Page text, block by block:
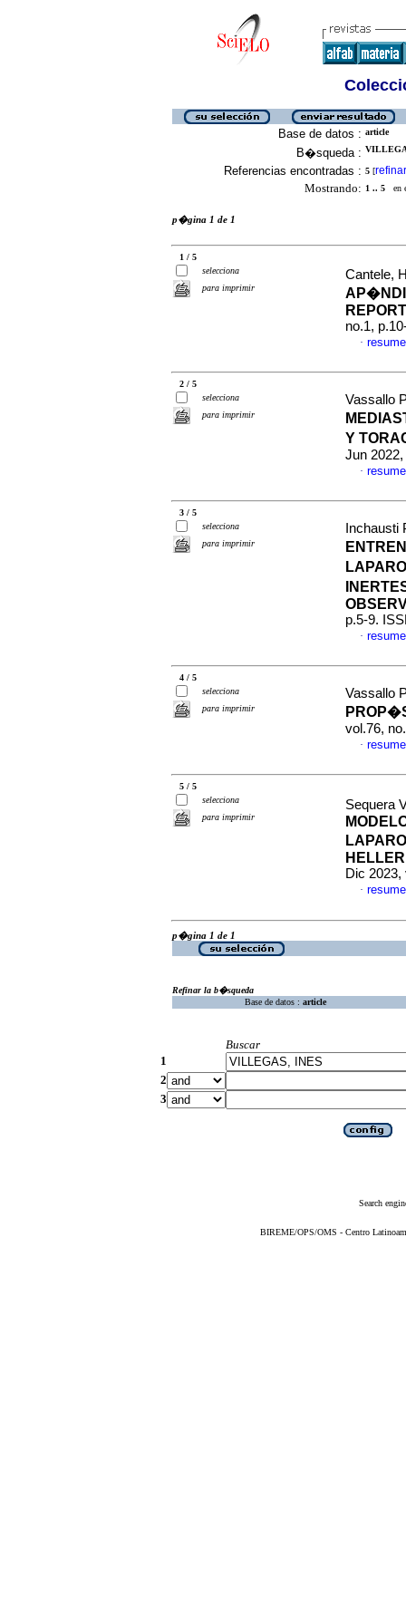
Base de datos : article
B�squeda :
Referencias encontradas : 5 [refinar
Mostrando: 1 .. 5 en
p�gina 1 de 1
1 / 5
selecciona
para imprimir
Cantele,
no.1,
·
2 / 5
selecciona
para imprimir
Vassallo
Y
Jun
·
3 / 5
selecciona
para imprimir
Inchausti
p.5-9.
·
4 / 5
selecciona
para imprimir
Vassallo
vol.76,
·
5 / 5
selecciona
para imprimir
Sequera
Dic 2023,
·
p�gina 1 de 1
Refinar la b�squeda
Base de datos : article
Buscar
1
2
3
Search
BIREME/OPS/OMS - Centro